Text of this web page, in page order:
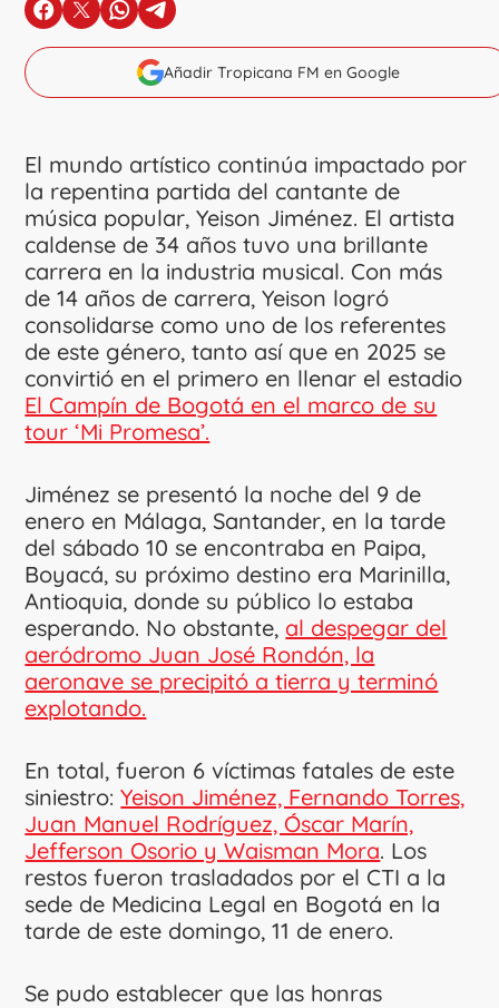
en Facebook
en Xen Whatsapp
en Telegram
Añadir Tropicana FM en Google
El mundo artístico continúa impactado por
la repentina partida del cantante de
música popular, Yeison Jiménez. El artista
caldense de 34 años tuvo una brillante
carrera en la industria musical. Con más
de 14 años de carrera, Yeison logró
consolidarse como uno de los referentes
de este género, tanto así que en 2025 se
convirtió en el primero en llenar el estadio
El Campín de Bogotá en el marco de su
tour ‘Mi Promesa’.
Jiménez se presentó la noche del 9 de
enero en Málaga, Santander, en la tarde
del sábado 10 se encontraba en Paipa,
Boyacá, su próximo destino era Marinilla,
Antioquia, donde su público lo estaba
esperando. No obstante, al despegar del
aeródromo Juan José Rondón, la
aeronave se precipitó a tierra y terminó
explotando.
En total, fueron 6 víctimas fatales de este
siniestro:Yeison Jiménez, Fernando Torres,
Juan Manuel Rodríguez, Óscar Marín,
Jefferson Osorio y Waisman Mora. Los
restos fueron trasladados por el CTI a la
sede de Medicina Legal en Bogotá en la
tarde de este domingo, 11 de enero.
Se pudo establecer que las honras